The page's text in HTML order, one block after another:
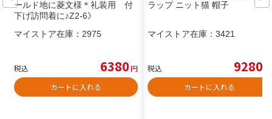
ールド地に菱文様＊礼装用 付
下げ訪問着に♪Z2-6》
マイストア在庫： 2975
税込 6380円
カートに入れる
ラップ ニット猫 帽子
マイストア在庫： 3421
税込 9280
カートに入れる